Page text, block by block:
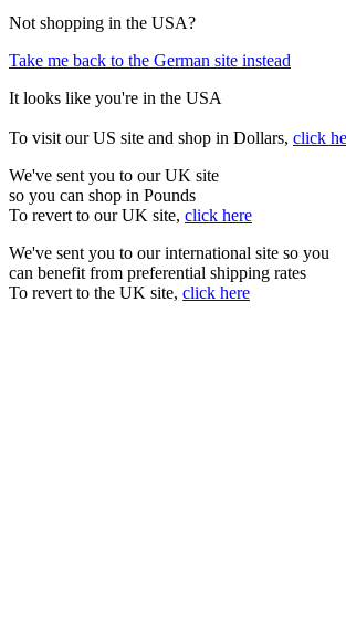
Not shopping in the USA?
Take me back to the German site instead
It looks like you're in the USA
To visit our US site and shop in Dollars, click
We've sent you to our UK site
so you can shop in Pounds
To revert to our UK site, click here
We've sent you to our international site so you
can benefit from preferential shipping rates
To revert to the UK site, click here